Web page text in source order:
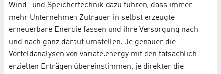
Wind- und Speichertechnik dazu führen, dass immer
mehr Unternehmen Zutrauen in selbst erzeugte
erneuerbare Energie fassen und ihre Versorgung nach
und nach ganz darauf umstellen. Je genauer die
Vorfeldanalysen von variate.energy mit den tatsächlich
erzielten Erträgen übereinstimmen, je direkter die